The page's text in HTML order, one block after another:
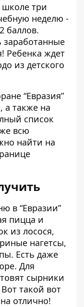
три
неделю -
баллов.
заработанные
Ребенка ждет
из детского
“Евразия”
а также на
список
всю
найти на
в “Евразии”
пицца и
из лосося,
нагетсы,
Есть даже
Для
сырники
такой вот
отлично!